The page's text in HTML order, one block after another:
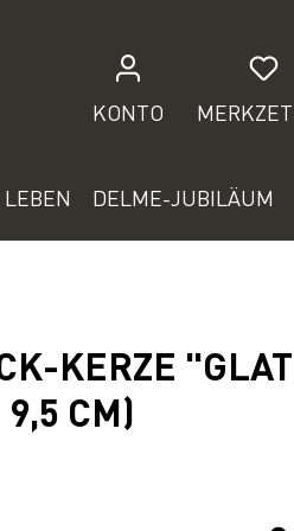
KONTO
DELME-JUBILÄUM
KERZE
CM)